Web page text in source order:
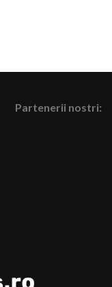
Partenerii nostri: